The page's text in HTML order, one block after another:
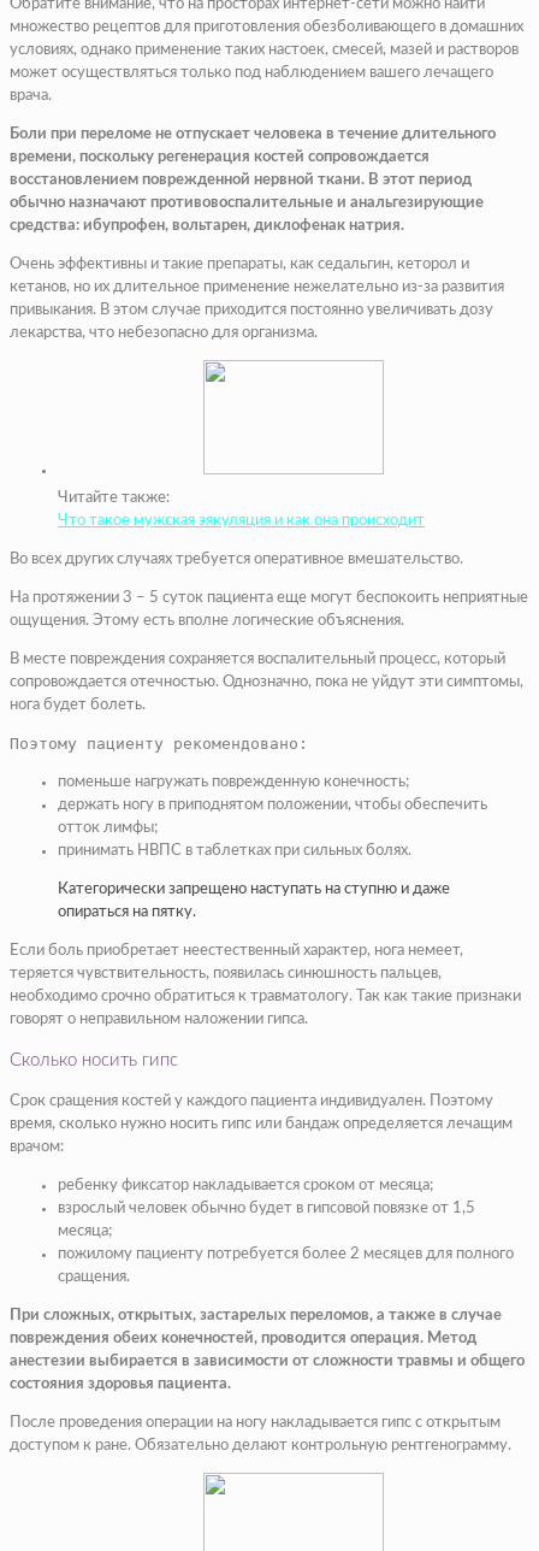
Обратите внимание, что на просторах интернет-сети можно найти
множество рецептов для приготовления обезболивающего в домашних
условиях, однако применение таких настоек, смесей, мазей и растворов
может осуществляться только под наблюдением вашего лечащего
врача.
Боли при переломе не отпускает человека в течение длительного
времени, поскольку регенерация костей сопровождается
восстановлением поврежденной нервной ткани. В этот период
обычно назначают противовоспалительные и анальгезирующие
средства: ибупрофен, вольтарен, диклофенак натрия.
Очень эффективны и такие препараты, как седальгин, кеторол и
кетанов, но их длительное применение нежелательно из-за развития
привыкания. В этом случае приходится постоянно увеличивать дозу
лекарства, что небезопасно для организма.
Читайте также:
Что такое мужская эякуляция и как она происходит
Во всех других случаях требуется оперативное вмешательство.
На протяжении 3 – 5 суток пациента еще могут беспокоить неприятные
ощущения. Этому есть вполне логические объяснения.
В месте повреждения сохраняется воспалительный процесс, который
сопровождается отечностью. Однозначно, пока не уйдут эти симптомы,
нога будет болеть.
Поэтому пациенту рекомендовано:
поменьше нагружать поврежденную конечность;
держать ногу в приподнятом положении, чтобы обеспечить
отток лимфы;
принимать НВПС в таблетках при сильных болях.
Категорически запрещено наступать на ступню и даже
опираться на пятку.
Если боль приобретает неестественный характер, нога немеет,
теряется чувствительность, появилась синюшность пальцев,
необходимо срочно обратиться к травматологу. Так как такие признаки
говорят о неправильном наложении гипса.
Сколько носить гипс
Срок сращения костей у каждого пациента индивидуален. Поэтому
время, сколько нужно носить гипс или бандаж определяется лечащим
врачом:
ребенку фиксатор накладывается сроком от месяца;
взрослый человек обычно будет в гипсовой повязке от 1,5
месяца;
пожилому пациенту потребуется более 2 месяцев для полного
сращения.
При сложных, открытых, застарелых переломов, а также в случае
повреждения обеих конечностей, проводится операция. Метод
анестезии выбирается в зависимости от сложности травмы и общего
состояния здоровья пациента.
После проведения операции на ногу накладывается гипс с открытым
доступом к ране. Обязательно делают контрольную рентгенограмму.